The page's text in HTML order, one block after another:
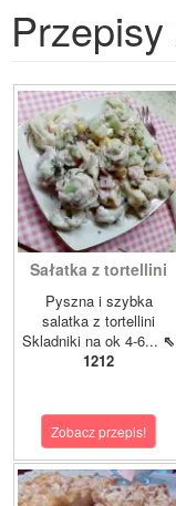
Sałatka z tortellini
Pyszna i szybka
salatka z tortellini
Skladniki na ok 4-6... ⇖
1212
Zobacz przepis!